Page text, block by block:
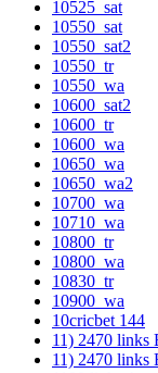
10525_sat
10550_sat
10550_sat2
10550_tr
10550_wa
10600_sat2
10600_tr
10600_wa
10650_wa
10650_wa2
10700_wa
10710_wa
10800_tr
10800_wa
10830_tr
10900_wa
10cricbet 144
11) 2470 links
11) 2470 links